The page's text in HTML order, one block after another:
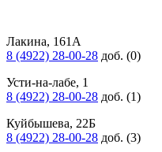
Лакина, 161А
8 (4922) 28-00-28 доб. (0)
Усти-на-лабе, 1
8 (4922) 28-00-28 доб. (1)
Куйбышева, 22Б
8 (4922) 28-00-28 доб. (3)